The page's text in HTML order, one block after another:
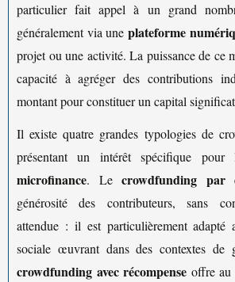
particulier fait appel à un grand
généralement via uneplateforme
projet ou une activité. La puissance de ce
capacité à agréger des contributions
montant pour constituer un capital
Il existe quatre grandes typologies de
présentant un intérêt spécifique pour
microfinance. Lecrowdfunding par
générosité des contributeurs, sans
attendue : il est particulièrement
sociale œuvrant dans des contextes de
crowdfunding avec récompense offre au